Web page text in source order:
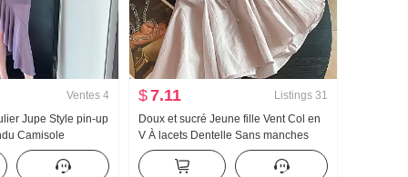
Ventes 4
Jupe Style pin-up
Camisole
Robe
$7.11 Listings 31
Doux et sucré Jeune fille Vent Col en
V À lacets Dentelle Sans manches
Chemise Poupée Femme Été
Conception Sens Ample Un mot